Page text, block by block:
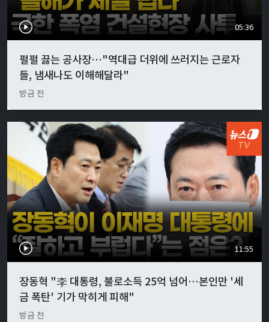
05:36
펄펄 끓는 공사장…"역대급 더위에 쓰러지는 근로자
들, 냄새나도 이해해달라"
방금 전
11:55
장동혁 "李 대통령, 불로소득 25억 넘어…본인만 '세
금 폭탄' 기가 막히게 피해"
방금 전